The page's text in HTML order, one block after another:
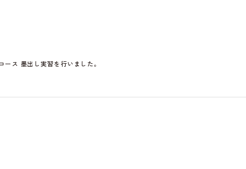
ス 墨出し実習を行いました。